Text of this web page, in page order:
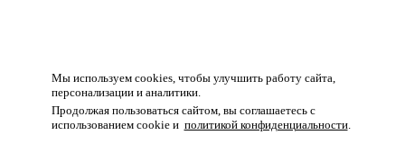
Мы используем cookies, чтобы улучшить работу сайта,
персонализации и аналитики.
Продолжая пользоваться сайтом, вы соглашаетесь с
использованием cookie и политикой конфиденциальности.